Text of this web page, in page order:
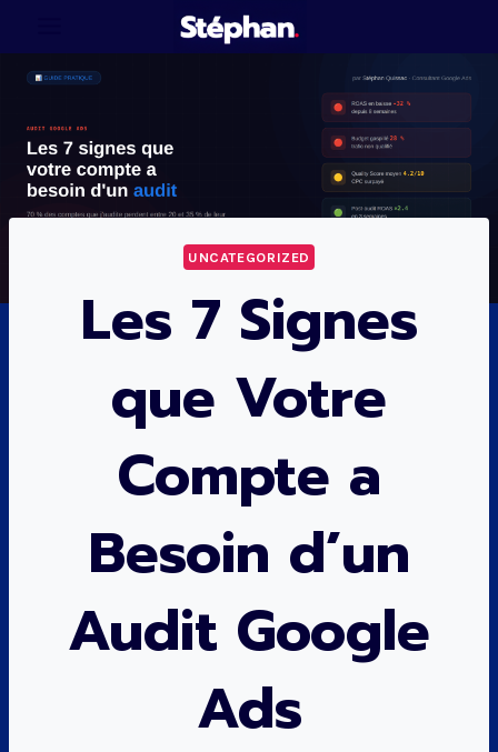
contenu
UNCATEGORIZED
Les 7 Signes
que Votre
Compte a
Besoin d’un
Audit Google
Ads